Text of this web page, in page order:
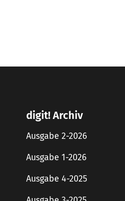
digit! Archiv
Ausgabe 2-2026
Ausgabe 1-2026
Ausgabe 4-2025